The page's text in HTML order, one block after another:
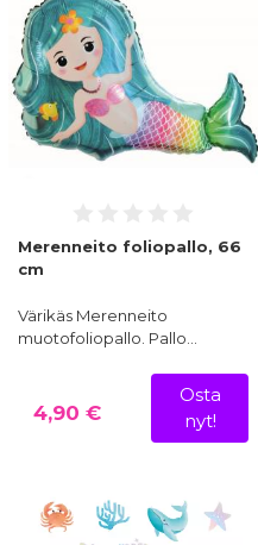
Merenneito foliopallo, 66
cm
Värikäs Merenneito
muotofoliopallo. Pallo…
4,90 €
Osta
nyt!